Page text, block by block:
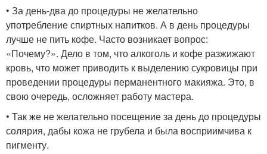
• За день-два до процедуры не желательно
употребление спиртных напитков. А в день процедуры
лучше не пить кофе. Часто возникает вопрос:
«Почему?». Дело в том, что алкоголь и кофе разжижают
кровь, что может приводить к выделению сукровицы при
проведении процедуры перманентного макияжа. Это, в
свою очередь, осложняет работу мастера.
• Так же не желательно посещение за день до процедуры
солярия, дабы кожа не грубела и была восприимчива к
пигменту.